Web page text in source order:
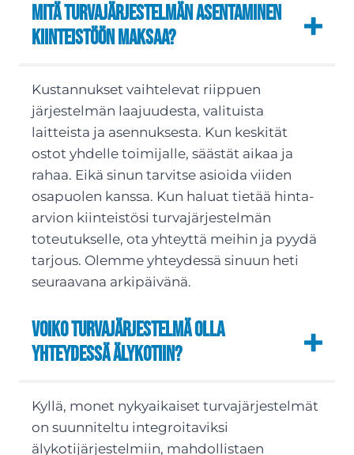
Mitä turvajärjestelmän asentaminen
kiinteistöön maksaa?
Kustannukset vaihtelevat riippuen
järjestelmän laajuudesta, valituista
laitteista ja asennuksesta. Kun keskität
ostot yhdelle toimijalle, säästät aikaa ja
rahaa. Eikä sinun tarvitse asioida viiden
osapuolen kanssa. Kun haluat tietää hinta-
arvion kiinteistösi turvajärjestelmän
toteutukselle, ota yhteyttä meihin ja pyydä
tarjous. Olemme yhteydessä sinuun heti
seuraavana arkipäivänä.
Voiko turvajärjestelmä olla
yhteydessä älykotiin?
Kyllä, monet nykyaikaiset turvajärjestelmät
on suunniteltu integroitaviksi
älykotijärjestelmiin, mahdollistaen